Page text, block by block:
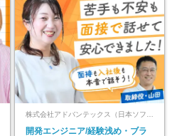
株式会社アドバンテックス（日本ソフテックグループ合同募集）
開発エンジニア/経験浅め・ブラ